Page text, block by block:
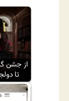
از جشن
تا